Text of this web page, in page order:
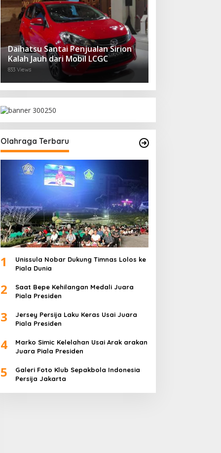
Daihatsu Santai Penjualan Sirion
Kalah Jauh dari Mobil LCGC
833 Views
Olahraga Terbaru
1
Unissula Nobar Dukung Timnas Lolos ke
Piala Dunia
2
Saat Bepe Kehilangan Medali Juara
Piala Presiden
3
Jersey Persija Laku Keras Usai Juara
Piala Presiden
4
Marko Simic Kelelahan Usai Arak arakan
Juara Piala Presiden
5
Galeri Foto Klub Sepakbola Indonesia
Persija Jakarta